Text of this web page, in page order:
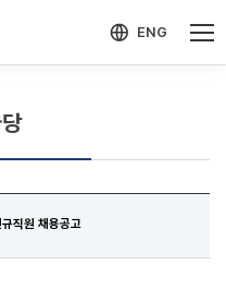
ENG
직원 채용공고